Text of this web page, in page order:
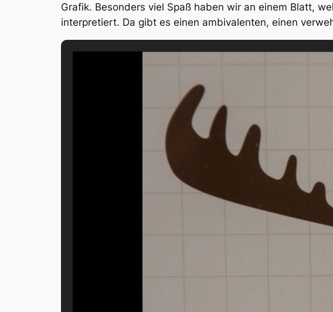
Grafik. Besonders viel Spaß haben wir an einem Blatt,
interpretiert. Da gibt es einen ambivalenten, einen